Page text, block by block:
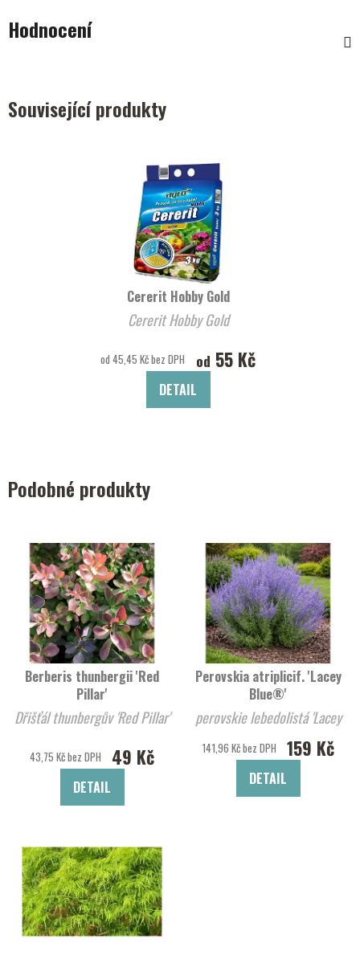
Hodnocení
Související produkty
Cererit Hobby Gold
Cererit Hobby Gold
od 45,45 Kč bez DPH od 55 Kč
DETAIL
Podobné produkty
Berberis thunbergii 'Red
Pillar'
Dřišťál thunbergův 'Red Pillar'
43,75 Kč bez DPH 49 Kč
DETAIL
Perovskia atriplicif. 'Lacey
Blue®'
perovskie lebedolistá 'Lacey
141,96 Kč bez DPH 159 Kč
DETAIL